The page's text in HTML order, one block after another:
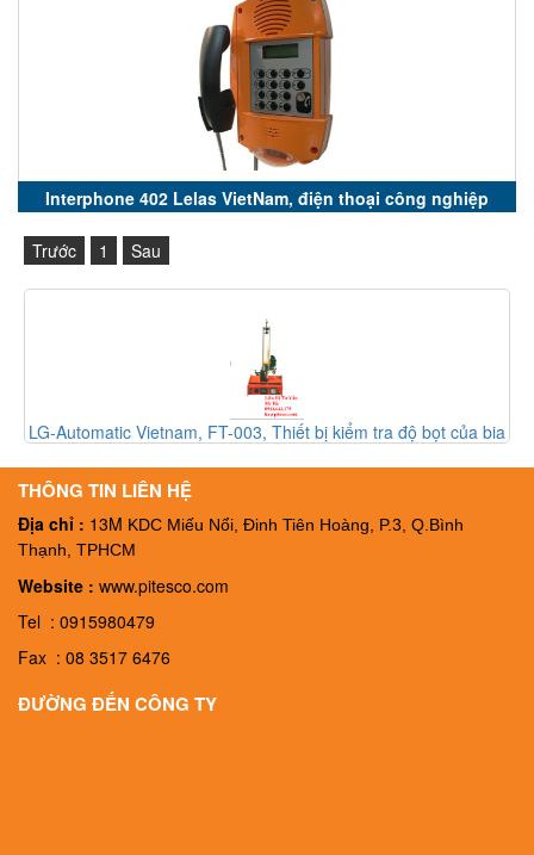
Interphone 402 Lelas VietNam, điện thoại công nghiệp
Trước 1 Sau
LG-Automatic Vietnam, FT-003, Thiết bị kiểm tra độ bọt của bia
THÔNG TIN LIÊN HỆ
Địa chỉ : 13M KDC Miếu Nổi, Đinh Tiên Hoàng, P.3, Q.Bình
Thạnh, TPHCM
Website : www.pitesco.com
Tel : 0915980479
Fax : 08 3517 6476
ĐƯỜNG ĐẾN CÔNG TY